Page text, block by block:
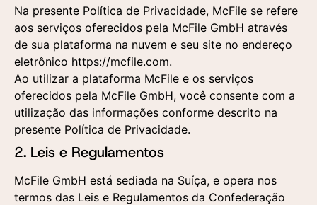
Na presente Política de Privacidade, McFile se refere
aos serviços oferecidos pela McFile GmbH através
de sua plataforma na nuvem e seu site no endereço
eletrônico https://mcfile.com.
Ao utilizar a plataforma McFile e os serviços
oferecidos pela McFile GmbH, você consente com a
utilização das informações conforme descrito na
presente Política de Privacidade.
2. Leis e Regulamentos
McFile GmbH está sediada na Suíça, e opera nos
termos das Leis e Regulamentos da Confederação